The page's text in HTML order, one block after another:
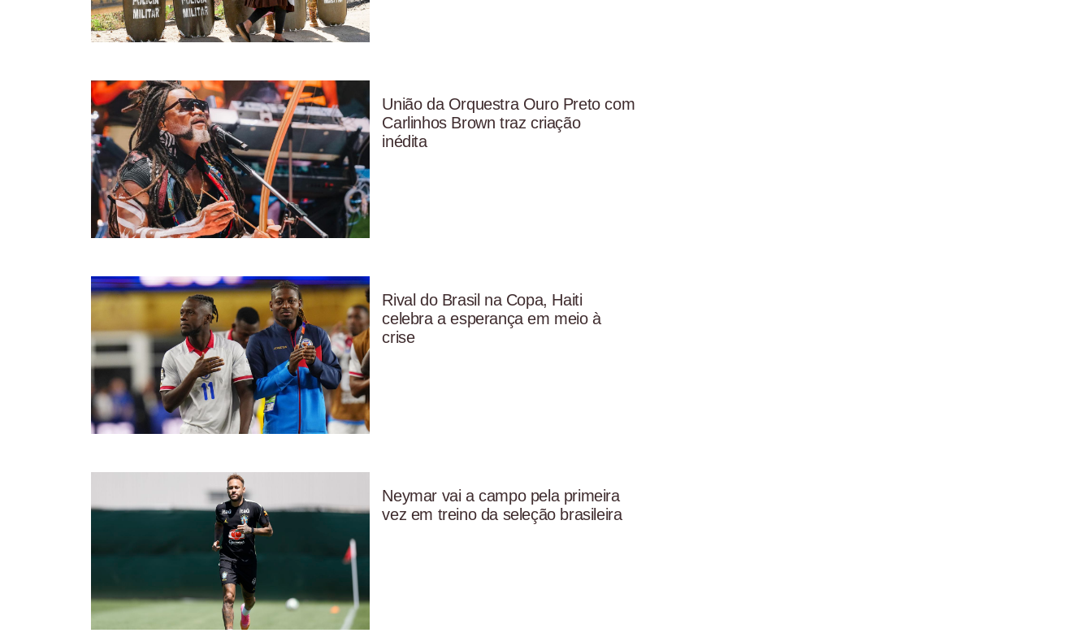
União da Orquestra Ouro Preto com
Carlinhos Brown traz criação
inédita
Rival do Brasil na Copa, Haiti
celebra a esperança em meio à
crise
Neymar vai a campo pela primeira
vez em treino da seleção brasileira